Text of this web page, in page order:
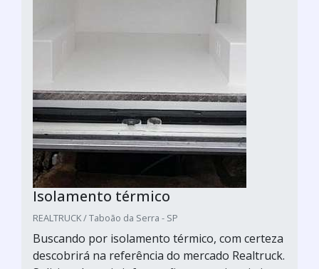
Isolamento térmico
REALTRUCK / Taboão da Serra - SP
Buscando por isolamento térmico, com certeza
descobrirá na referência do mercado Realtruck.